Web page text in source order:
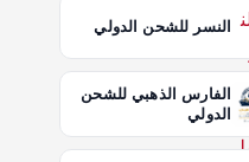
النسر للشحن الدولي
الفارس الذهبي للشحن
الدولي